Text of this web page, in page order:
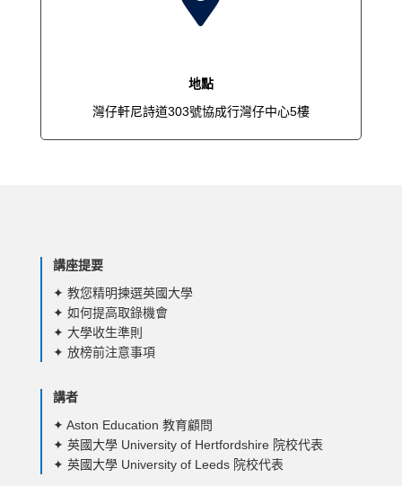
地點
灣仔軒尼詩道303號協成行灣仔中心5樓
講座提要
✦ 教您精明揀選英國大學
✦ 如何提高取錄機會
✦ 大學收生準則
✦ 放榜前注意事項
講者
✦ Aston Education 教育顧問
✦ 英國大學 University of Hertfordshire 院校代表
✦ 英國大學 University of Leeds 院校代表